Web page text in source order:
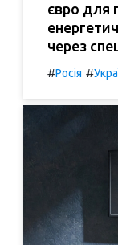
євро для
через
#Росія #